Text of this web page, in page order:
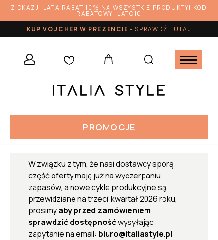
Z OKAZJI LATA RABAT 10% NA WSZYSTKIE PRODUKTY! KOD
RABATOWY: LATO10
KUP VOUCHER W PREZENCIE-SPRAWDŹ TUTAJ
PROMOCJE
W związku z tym, że nasi dostawcy sporą
część oferty mają już na wyczerpaniu
zapasów, a nowe cykle produkcyjne są
przewidziane na trzeci kwartał 2026 roku,
prosimyaby przed zamówieniem
sprawdzić dostępnośćwysyłając
zapytanie na email: biuro@italiastyle.pl